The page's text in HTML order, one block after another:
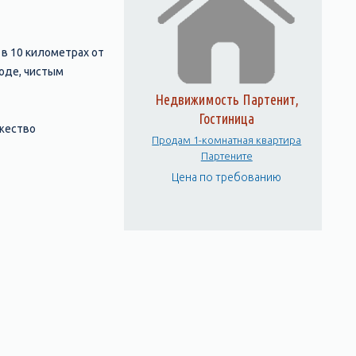
10 километрах от
чистым
а также
Недвижимость Партенит,
Гостиница
Продам 1-комнатная квартира
Партените
Цена по требованию